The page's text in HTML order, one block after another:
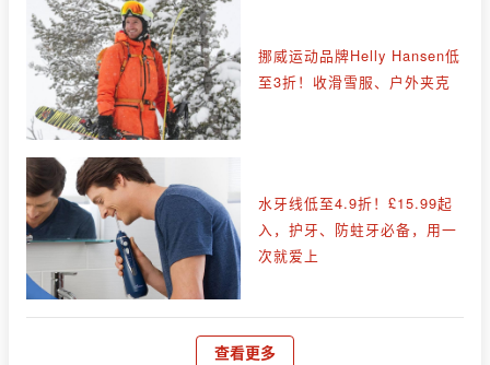
挪威运动品牌Helly Hansen低
至3折！收滑雪服、户外夹克
水牙线低至4.9折！£15.99起
入，护牙、防蛀牙必备，用一
次就爱上
查看更多